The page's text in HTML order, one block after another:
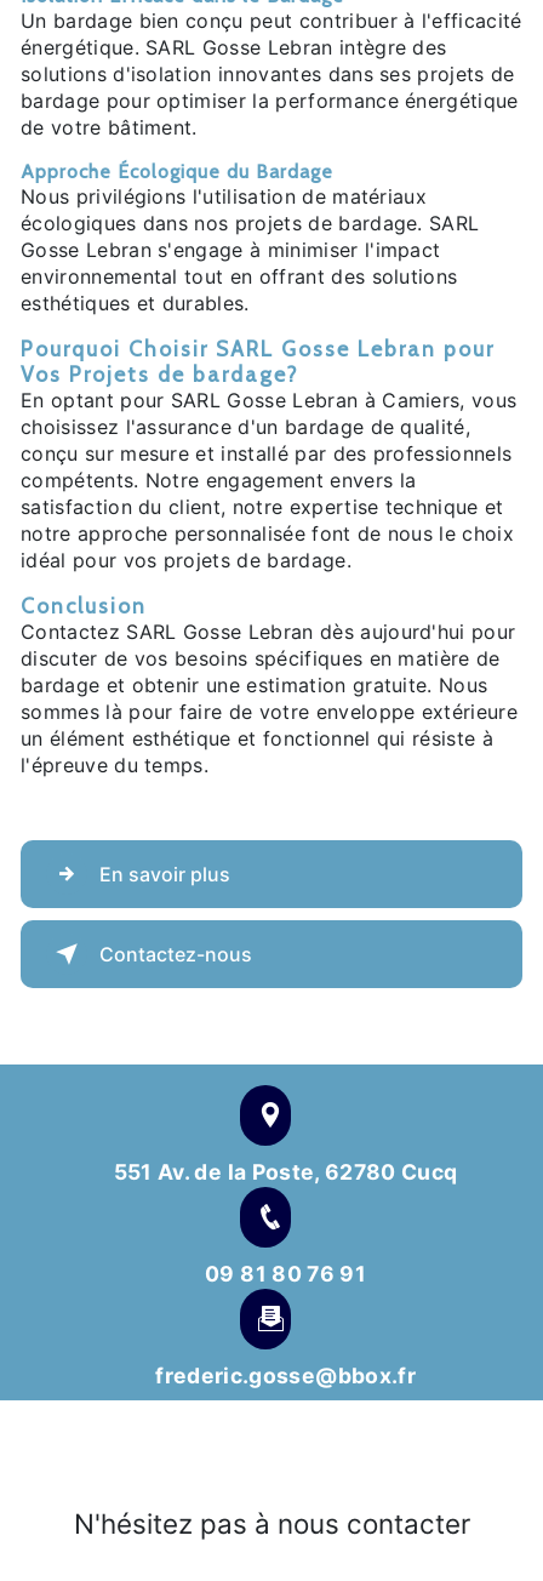
Un bardage bien conçu peut contribuer à l'efficacité
énergétique. SARL Gosse Lebran intègre des
solutions d'isolation innovantes dans ses projets de
bardage pour optimiser la performance énergétique
de votre bâtiment.
Approche Écologique du Bardage
Nous privilégions l'utilisation de matériaux
écologiques dans nos projets de bardage. SARL
Gosse Lebran s'engage à minimiser l'impact
environnemental tout en offrant des solutions
esthétiques et durables.
Pourquoi Choisir SARL Gosse Lebran pour
Vos Projets de bardage?
En optant pour SARL Gosse Lebran à Camiers, vous
choisissez l'assurance d'un bardage de qualité,
conçu sur mesure et installé par des professionnels
compétents. Notre engagement envers la
satisfaction du client, notre expertise technique et
notre approche personnalisée font de nous le choix
idéal pour vos projets de bardage.
Conclusion
Contactez SARL Gosse Lebran dès aujourd'hui pour
discuter de vos besoins spécifiques en matière de
bardage et obtenir une estimation gratuite. Nous
sommes là pour faire de votre enveloppe extérieure
un élément esthétique et fonctionnel qui résiste à
l'épreuve du temps.
En savoir plus
Contactez-nous
551 Av. de la Poste, 62780 Cucq
09 81 80 76 91
frederic.gosse@bbox.fr
N'hésitez pas à nous contacter